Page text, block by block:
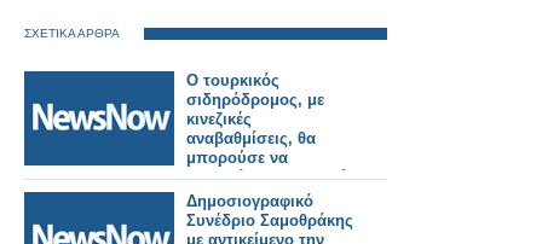
ΣΧΕΤΙΚΑ ΑΡΘΡΑ
Ο τουρκικός
σιδηρόδρομος, με
κινεζικές
αναβαθμίσεις, θα
μπορούσε να
παρακάμψει τη Ρωσία
στη διαδρομή προς
την Ευρώπη
Δημοσιογραφικό
Συνέδριο Σαμοθράκης
με αντικείμενο την